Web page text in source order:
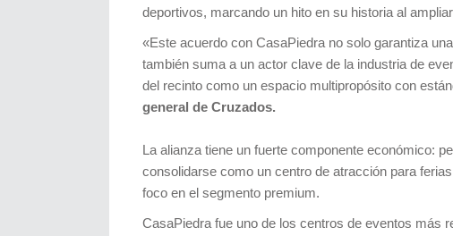
deportivos, marcando un hito en su historia al
«Este acuerdo con CasaPiedra no solo garantiza
también suma a un actor clave de la industria de
del recinto como un espacio multipropósito con
general de Cruzados.
La alianza tiene un fuerte componente económico:
consolidarse como un centro de atracción para
foco en el segmento premium.
CasaPiedra fue uno de los centros de eventos más